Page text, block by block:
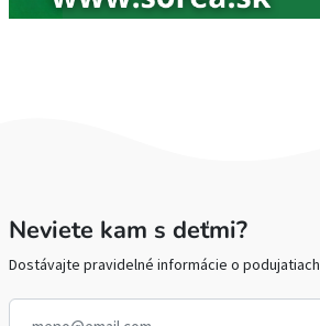
Neviete kam s deťmi?
Dostávajte pravidelné informácie o podujatiach